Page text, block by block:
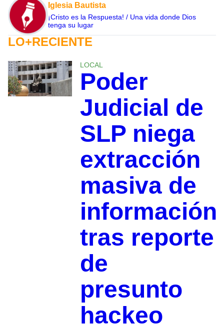
Iglesia Bautista
¡Cristo es la Respuesta! / Una vida donde Dios
tenga su lugar
LO+RECIENTE
LOCAL
Poder
Judicial de
SLP niega
extracción
masiva de
información
tras reporte
de
presunto
hackeo